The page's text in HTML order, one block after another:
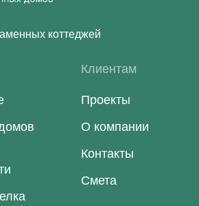
коттеджей
Клиентам
Проекты
О компании
Контакты
Смета